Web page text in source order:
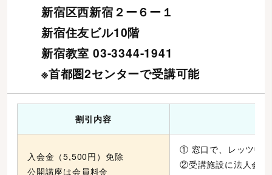
新宿区西新宿２ー６ー１
新宿住友ビル10階
新宿教室 03-3344-1941
※首都圏2センターで受講可能
割引内容
入会金（5,500円）免除
公開講座は会員料金
① 窓口で、レッツ中
②受講施設に法人会員